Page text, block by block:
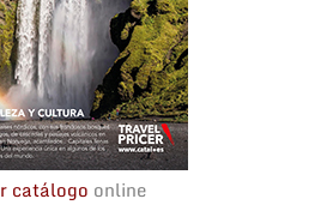
catálogo online